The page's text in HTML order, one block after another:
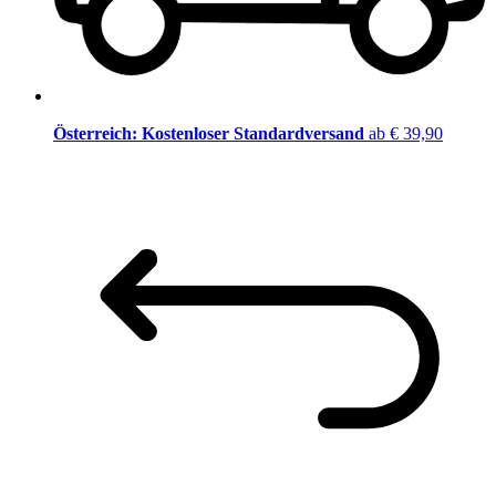
Österreich: Kostenloser Standardversand ab € 39,90